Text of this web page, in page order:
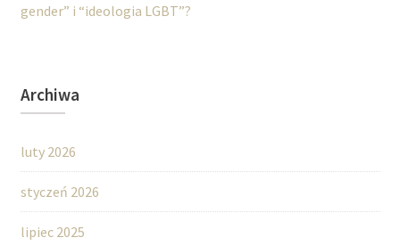
gender” i “ideologia LGBT”?
Archiwa
luty 2026
styczeń 2026
lipiec 2025